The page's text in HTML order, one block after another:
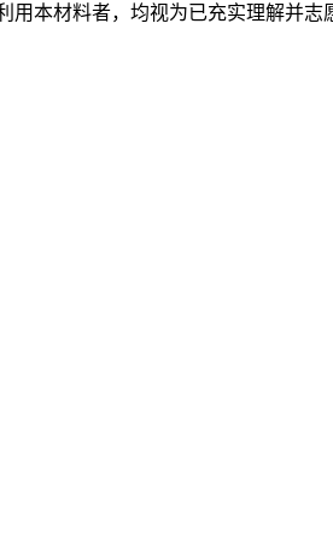
本材料者，均视为已充实理解并志